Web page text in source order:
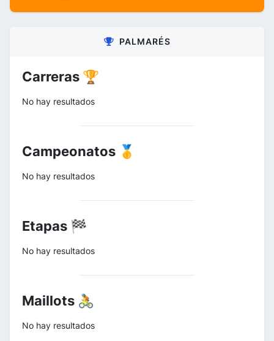
PALMARÉS
Carreras 🏆
No hay resultados
Campeonatos 🥇
No hay resultados
Etapas 🏁
No hay resultados
Maillots 🚴
No hay resultados